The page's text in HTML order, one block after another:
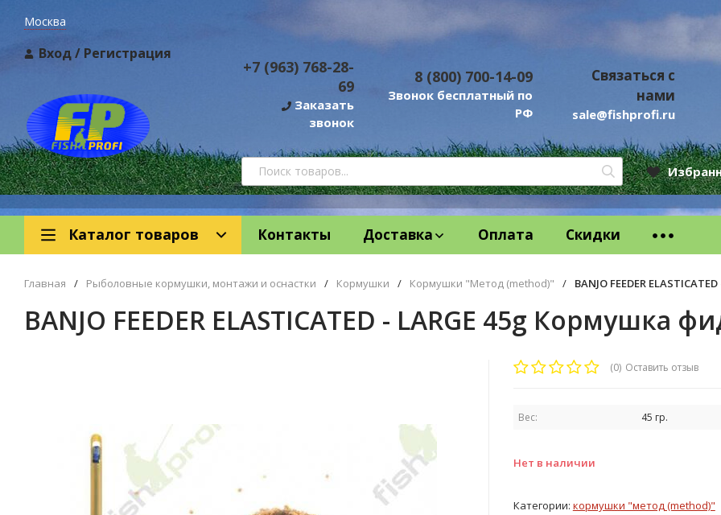
Москва
Вход/ Регистрация
+7 (963) 768-28-
69
Заказать
звонок
8 (800) 700-14-09
Звонок бесплатный по
РФ
Связаться с
нами
sale@fishprofi.ru
Каталог товаров Контакты Доставка Оплата Скидки
Главная / Рыболовные кормушки, монтажи и оснастки / Кормушки / Кормушки "Метод (method)" / BANJO FEEDER
BANJO FEEDER ELASTICATED - LARGE 45g Кормушка
(0) Оставить отзыв
Вес: 45 гр.
Нет в наличии
Категории: кормушки "метод (method)"